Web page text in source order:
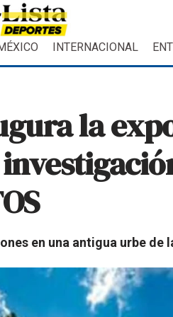
INTERNACIONAL
la
en una antigua urbe de